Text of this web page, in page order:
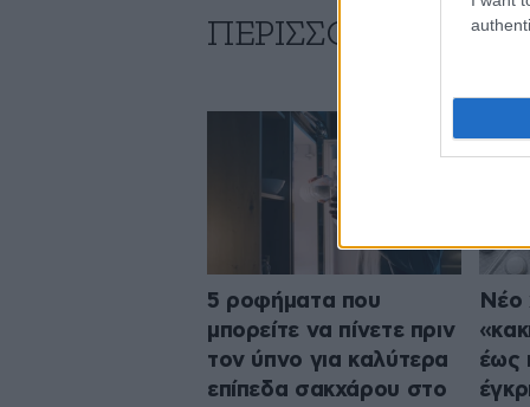
ΠΕΡΙΣΣΟΤΕΡΑ ΑΠΟ
5 ροφήματα που
μπορείτε να πίνετε πριν
τον ύπνο για καλύτερα
επίπεδα σακχάρου στο
Νέο
έως